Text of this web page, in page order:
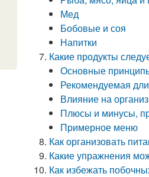
Мед
Бобовые и соя
Напитки
Какие продукты
Основные
Рекомендуемая
Влияние на
Плюсы и минусы,
Примерное меню
Как организовать
Какие упражнения
Как избежать